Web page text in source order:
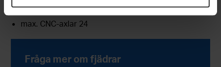
Slag, axiellt bord (tillval) 350 mm
max. CNC-axlar 24
Fråga mer om fjädrar